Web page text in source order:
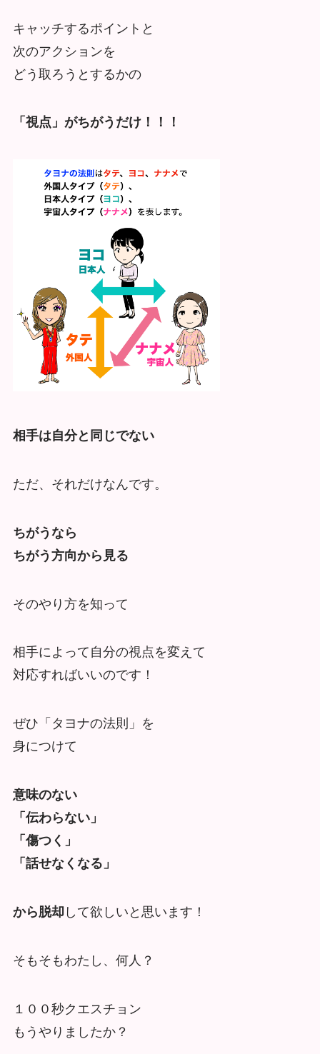
キャッチするポイントと
次のアクションを
どう取ろうとするかの
「視点」がちがうだけ！！！
相手は自分と同じでない
ただ、それだけなんです。
ちがうなら
ちがう方向から見る
そのやり方を知って
相手によって自分の視点を変えて
対応すればいいのです！
ぜひ「タヨナの法則」を
身につけて
意味のない
「伝わらない」
「傷つく」
「話せなくなる」
から脱却 して欲しいと思います！
そもそもわたし、何人？
１００秒クエスチョン
もうやりましたか？